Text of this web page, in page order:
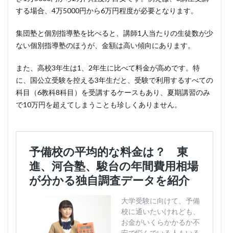
する場合、4万5000円から6万円程度が必要となります。
集団塾と個別指導塾を比べると、講師1人当たりの生徒数が少
ない個別指導塾のほうが、金額は高い傾向にあります。
また、高校3年生は1、2年生に比べて料金が高めです。特
に、国公立受験を控える3年生だと、受験で利用するすべての
科目（6教科8科目）を受講するケースもあり、夏期講習のみ
で10万円を超えてしまうことも珍しくありません。